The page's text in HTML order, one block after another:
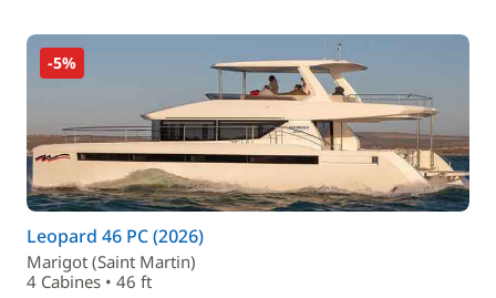
-5%
Leopard 46 PC (2026)
Marigot (Saint Martin)
4 Cabines • 46 ft